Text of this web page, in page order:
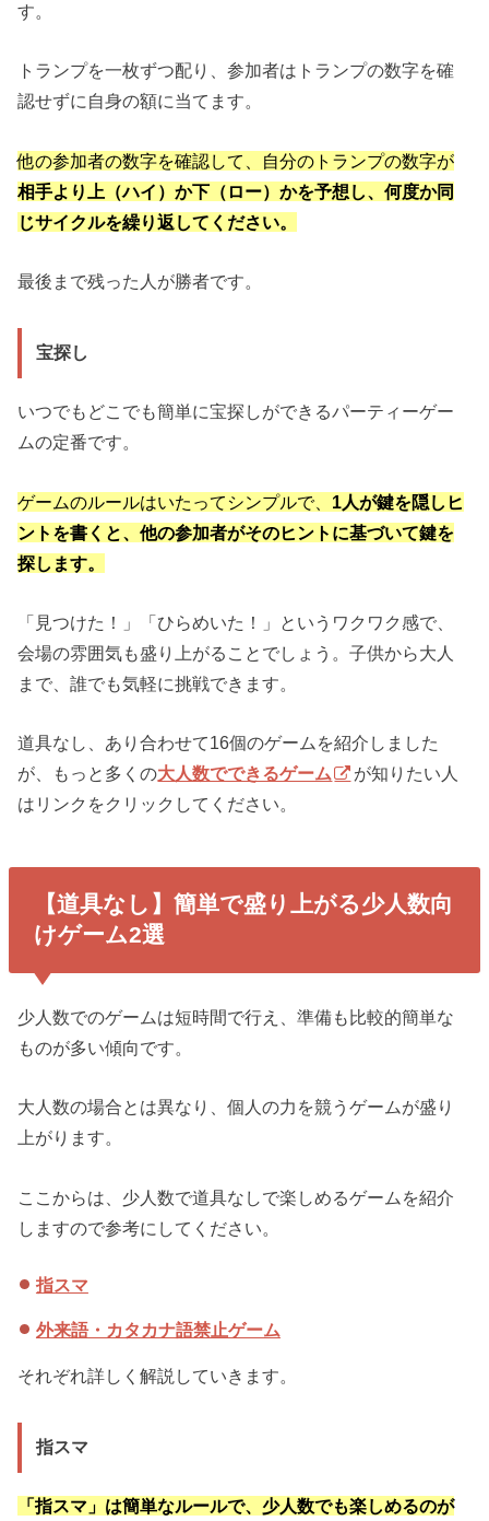
す。
トランプを一枚ずつ配り、参加者はトランプの数字を確
認せずに自身の額に当てます。
他の参加者の数字を確認して、自分のトランプの数字が
相手より上（ハイ）か下（ロー）かを予想し、何度か同
じサイクルを繰り返してください。
最後まで残った人が勝者です。
宝探し
いつでもどこでも簡単に宝探しができるパーティーゲー
ムの定番です。
ゲームのルールはいたってシンプルで、 1人が鍵を隠しヒ
ントを書くと、他の参加者がそのヒントに基づいて鍵を
探します。
「見つけた！」「ひらめいた！」というワクワク感で、
会場の雰囲気も盛り上がることでしょう。子供から大人
まで、誰でも気軽に挑戦できます。
道具なし、あり合わせて16個のゲームを紹介しました
が、もっと多くの大人数でできるゲーム
が知りたい人
はリンクをクリックしてください。
【道具なし】簡単で盛り上がる少人数向
けゲーム2選
少人数でのゲームは短時間で行え、準備も比較的簡単な
ものが多い傾向です。
大人数の場合とは異なり、個人の力を競うゲームが盛り
上がります。
ここからは、少人数で道具なしで楽しめるゲームを紹介
しますので参考にしてください。
指スマ
外来語・カタカナ語禁止ゲーム
それぞれ詳しく解説していきます。
指スマ
「指スマ」は簡単なルールで、少人数でも楽しめるのが